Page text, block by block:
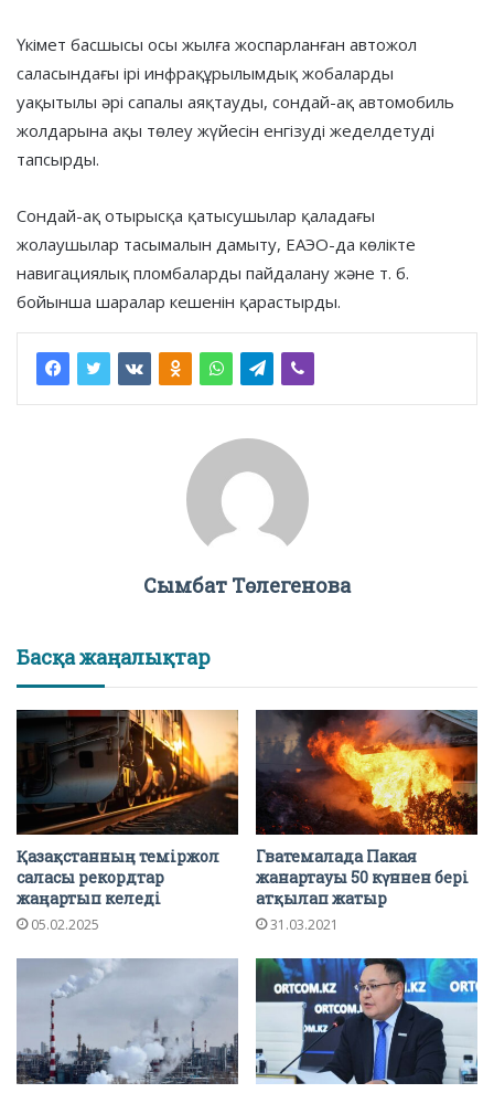
Үкімет басшысы осы жылға жоспарланған автожол
саласындағы ірі инфрақұрылымдық жобаларды
уақытылы әрі сапалы аяқтауды, сондай-ақ автомобиль
жолдарына ақы төлеу жүйесін енгізуді жеделдетуді
тапсырды.
Сондай-ақ отырысқа қатысушылар қаладағы
жолаушылар тасымалын дамыту, ЕАЭО-да көлікте
навигациялық пломбаларды пайдалану және т. б.
бойынша шаралар кешенін қарастырды.
Сымбат Төлегенова
Басқа жаңалықтар
Қазақстанның теміржол
саласы рекордтар
жаңартып келеді
05.02.2025
Гватемалада Пакая
жанартауы 50 күннен бері
атқылап жатыр
31.03.2021